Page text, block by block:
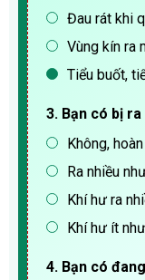
Đau rát khi
Vùng kín ra
Tiểu buốt,
3. Bạn có bị
Không,
Ra nhiều
Khí hư ra
Khí hư ít
4. Bạn có